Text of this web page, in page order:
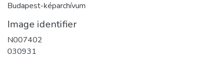
Budapest-képarchívum
Image identifier
N007402
030931